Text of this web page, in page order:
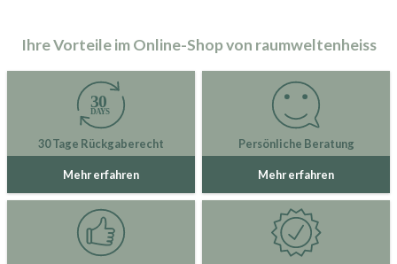
Ihre Vorteile im Online-Shop von raumweltenheiss
30 Tage Rückgaberecht
Mehr erfahren
Persönliche Beratung
Mehr erfahren